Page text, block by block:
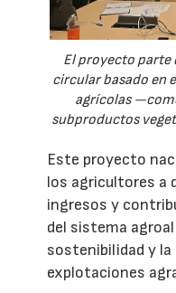
El proyecto parte
circular basado en
agrícolas
subproductos
Este proyecto
los agricultores a
ingresos y
del sistema
sostenibilidad y la
explotaciones